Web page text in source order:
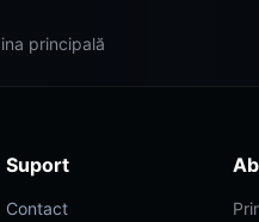
principală
Suport
Contact